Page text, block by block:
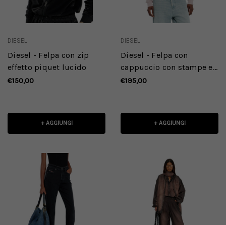
DIESEL
Diesel - Felpa con zip
effetto piquet lucido
€150,00
+ AGGIUNGI
DIESEL
Diesel - Felpa con
cappuccio con stampe e
applicazioni di strass
€195,00
+ AGGIUNGI